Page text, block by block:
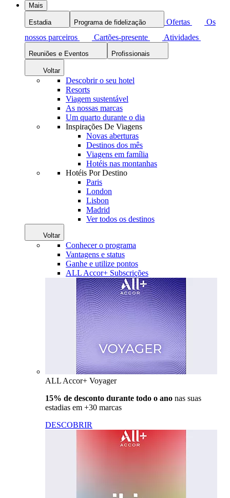
Mais
Estadia Programa de fidelização Ofertas
Os
nossos parceiros
Cartões-presente Atividades
Reuniões e Eventos Profissionais
Voltar
Descobrir o seu hotel
Resorts
Viagem sustentável
As nossas marcas
Um quarto durante o dia
Inspirações De Viagens
Novas aberturas
Destinos dos mês
Viagens em família
Hotéis nas montanhas
Hotéis Por Destino
Paris
London
Lisbon
Madrid
Ver todos os destinos
Voltar
Conhecer o programa
Vantagens e status
Ganhe e utilize pontos
ALL Accor+ Subscrições
ALL Accor+ Voyager
15% de desconto durante todo o ano nas suas
estadias em +30 marcas
DESCOBRIR